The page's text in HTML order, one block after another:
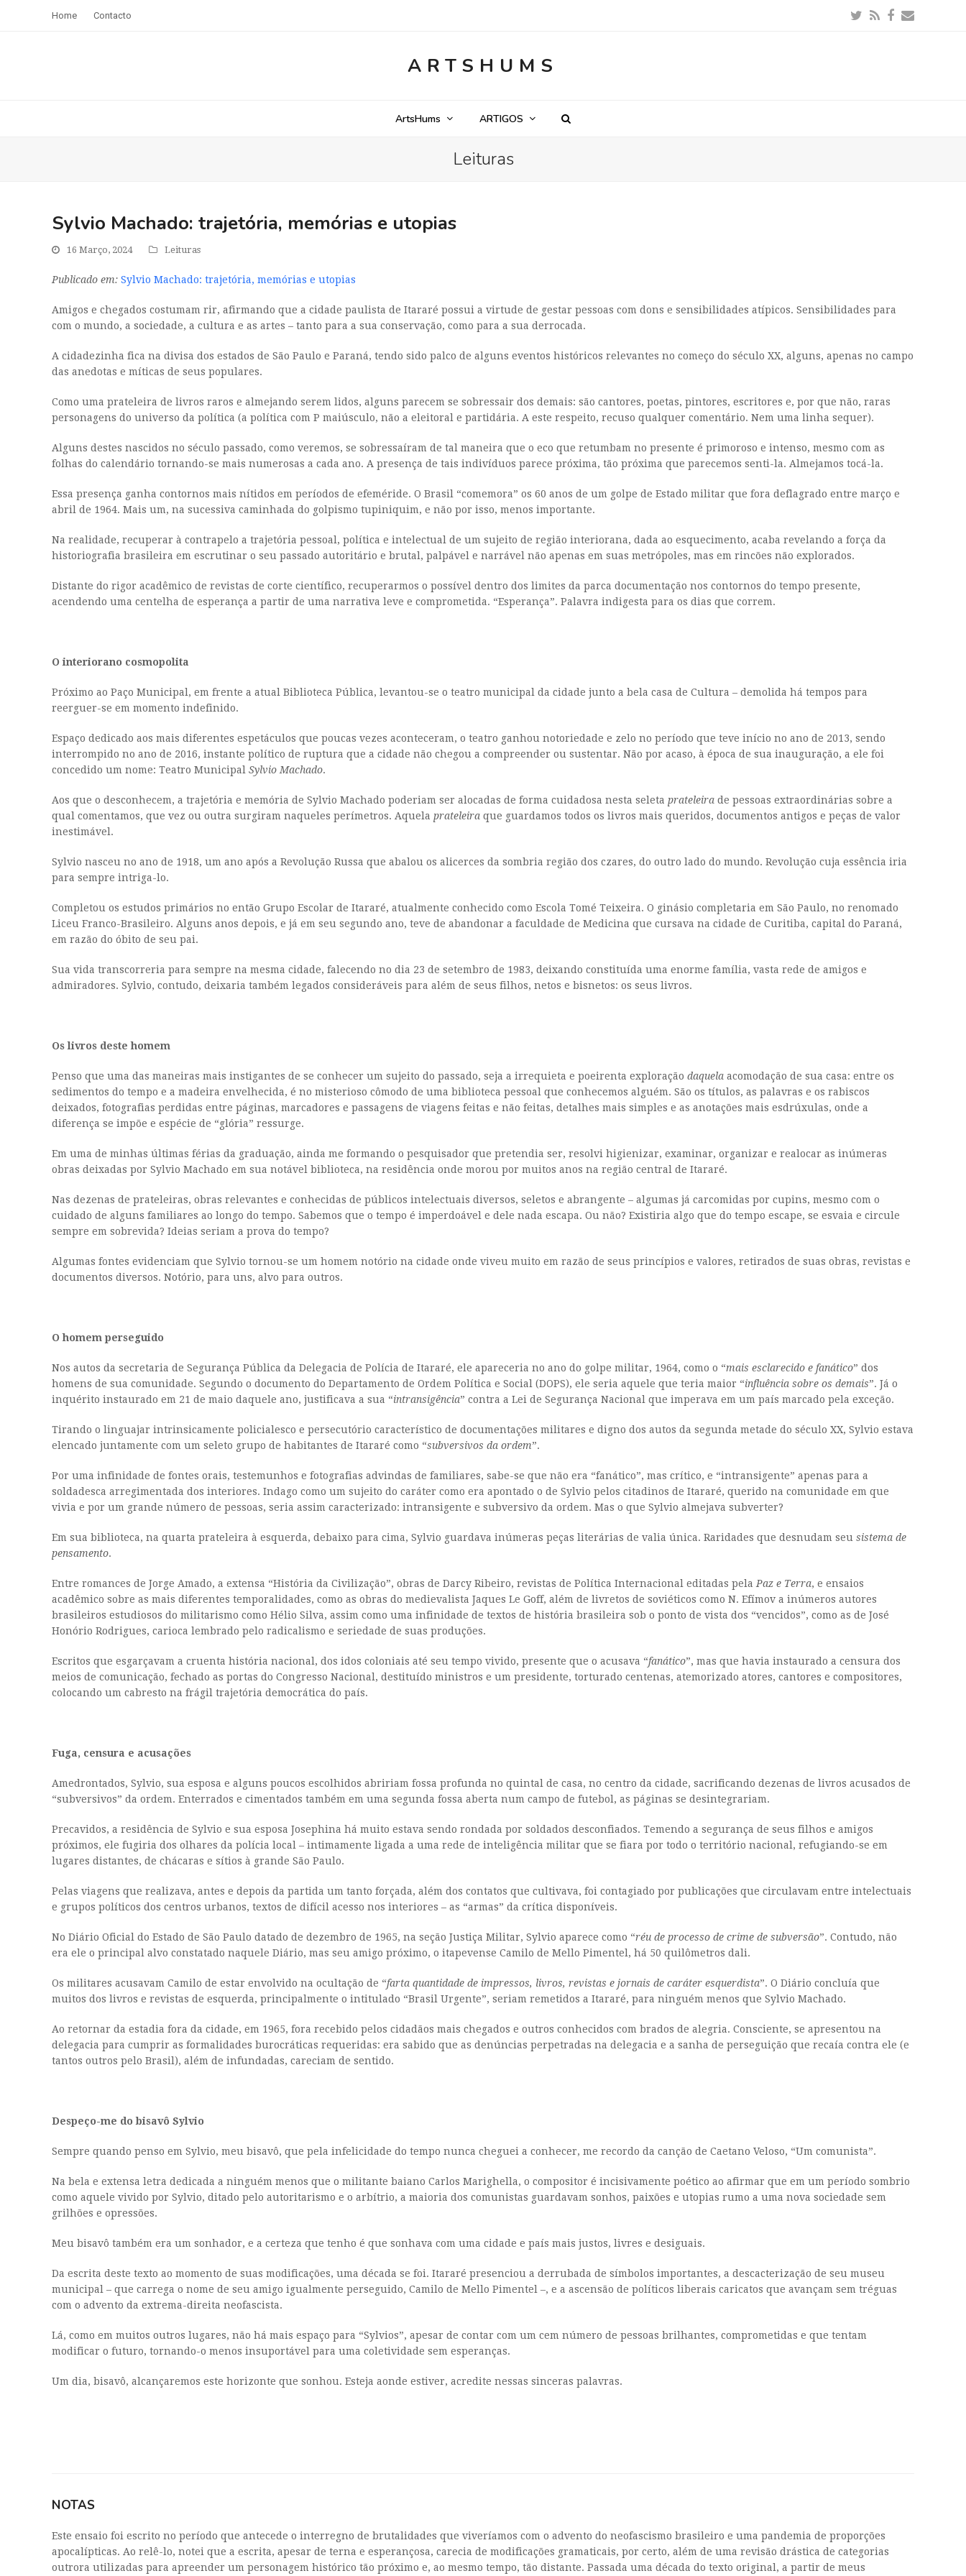
Home Contacto Twitter
RSSFacebook
Email
ARTSHUMS
ArtsHums ARTIGOS
Leituras
Sylvio Machado: trajetória, memórias e utopias
16 Março, 2024 Leituras
Publicado em: Sylvio Machado: trajetória, memórias e utopias
Amigos e chegados costumam rir, afirmando que a cidade paulista de Itararé possui a virtude de gestar pessoas com dons e sensibilidades atípicos. Sensibilidades para
com o mundo, a sociedade, a cultura e as artes – tanto para a sua conservação, como para a sua derrocada.
A cidadezinha fica na divisa dos estados de São Paulo e Paraná, tendo sido palco de alguns eventos históricos relevantes no começo do século XX, alguns, apenas no campo
das anedotas e míticas de seus populares.
Como uma prateleira de livros raros e almejando serem lidos, alguns parecem se sobressair dos demais: são cantores, poetas, pintores, escritores e, por que não, raras
personagens do universo da política (a política com P maiúsculo, não a eleitoral e partidária. A este respeito, recuso qualquer comentário. Nem uma linha sequer).
Alguns destes nascidos no século passado, como veremos, se sobressaíram de tal maneira que o eco que retumbam no presente é primoroso e intenso, mesmo com as
folhas do calendário tornando-se mais numerosas a cada ano. A presença de tais indivíduos parece próxima, tão próxima que parecemos senti-la. Almejamos tocá-la.
Essa presença ganha contornos mais nítidos em períodos de efeméride. O Brasil “comemora” os 60 anos de um golpe de Estado militar que fora deflagrado entre março e
abril de 1964. Mais um, na sucessiva caminhada do golpismo tupiniquim, e não por isso, menos importante.
Na realidade, recuperar à contrapelo a trajetória pessoal, política e intelectual de um sujeito de região interiorana, dada ao esquecimento, acaba revelando a força da
historiografia brasileira em escrutinar o seu passado autoritário e brutal, palpável e narrável não apenas em suas metrópoles, mas em rincões não explorados.
Distante do rigor acadêmico de revistas de corte científico, recuperarmos o possível dentro dos limites da parca documentação nos contornos do tempo presente,
acendendo uma centelha de esperança a partir de uma narrativa leve e comprometida. “Esperança”. Palavra indigesta para os dias que correm.
O interiorano cosmopolita
Próximo ao Paço Municipal, em frente a atual Biblioteca Pública, levantou-se o teatro municipal da cidade junto a bela casa de Cultura – demolida há tempos para
reerguer-se em momento indefinido.
Espaço dedicado aos mais diferentes espetáculos que poucas vezes aconteceram, o teatro ganhou notoriedade e zelo no período que teve início no ano de 2013, sendo
interrompido no ano de 2016, instante político de ruptura que a cidade não chegou a compreender ou sustentar. Não por acaso, à época de sua inauguração, a ele foi
concedido um nome: Teatro Municipal Sylvio Machado.
Aos que o desconhecem, a trajetória e memória de Sylvio Machado poderiam ser alocadas de forma cuidadosa nesta seleta prateleira de pessoas extraordinárias sobre a
qual comentamos, que vez ou outra surgiram naqueles perímetros. Aquela prateleira que guardamos todos os livros mais queridos, documentos antigos e peças de valor
inestimável.
Sylvio nasceu no ano de 1918, um ano após a Revolução Russa que abalou os alicerces da sombria região dos czares, do outro lado do mundo. Revolução cuja essência iria
para sempre intriga-lo.
Completou os estudos primários no então Grupo Escolar de Itararé, atualmente conhecido como Escola Tomé Teixeira. O ginásio completaria em São Paulo, no renomado
Liceu Franco-Brasileiro. Alguns anos depois, e já em seu segundo ano, teve de abandonar a faculdade de Medicina que cursava na cidade de Curitiba, capital do Paraná,
em razão do óbito de seu pai.
Sua vida transcorreria para sempre na mesma cidade, falecendo no dia 23 de setembro de 1983, deixando constituída uma enorme família, vasta rede de amigos e
admiradores. Sylvio, contudo, deixaria também legados consideráveis para além de seus filhos, netos e bisnetos: os seus livros.
Os livros deste homem
Penso que uma das maneiras mais instigantes de se conhecer um sujeito do passado, seja a irrequieta e poeirenta exploração daquela acomodação de sua casa: entre os
sedimentos do tempo e a madeira envelhecida, é no misterioso cômodo de uma biblioteca pessoal que conhecemos alguém. São os títulos, as palavras e os rabiscos
deixados, fotografias perdidas entre páginas, marcadores e passagens de viagens feitas e não feitas, detalhes mais simples e as anotações mais esdrúxulas, onde a
diferença se impõe e espécie de “glória” ressurge.
Em uma de minhas últimas férias da graduação, ainda me formando o pesquisador que pretendia ser, resolvi higienizar, examinar, organizar e realocar as inúmeras
obras deixadas por Sylvio Machado em sua notável biblioteca, na residência onde morou por muitos anos na região central de Itararé.
Nas dezenas de prateleiras, obras relevantes e conhecidas de públicos intelectuais diversos, seletos e abrangente – algumas já carcomidas por cupins, mesmo com o
cuidado de alguns familiares ao longo do tempo. Sabemos que o tempo é imperdoável e dele nada escapa. Ou não? Existiria algo que do tempo escape, se esvaia e circule
sempre em sobrevida? Ideias seriam a prova do tempo?
Algumas fontes evidenciam que Sylvio tornou-se um homem notório na cidade onde viveu muito em razão de seus princípios e valores, retirados de suas obras, revistas e
documentos diversos. Notório, para uns, alvo para outros.
O homem perseguido
Nos autos da secretaria de Segurança Pública da Delegacia de Polícia de Itararé, ele apareceria no ano do golpe militar, 1964, como o “mais esclarecido e fanático” dos
homens de sua comunidade. Segundo o documento do Departamento de Ordem Política e Social (DOPS), ele seria aquele que teria maior “influência sobre os demais”. Já o
inquérito instaurado em 21 de maio daquele ano, justificava a sua “intransigência” contra a Lei de Segurança Nacional que imperava em um país marcado pela exceção.
Tirando o linguajar intrinsicamente policialesco e persecutório característico de documentações militares e digno dos autos da segunda metade do século XX, Sylvio estava
elencado juntamente com um seleto grupo de habitantes de Itararé como “subversivos da ordem”.
Por uma infinidade de fontes orais, testemunhos e fotografias advindas de familiares, sabe-se que não era “fanático”, mas crítico, e “intransigente” apenas para a
soldadesca arregimentada dos interiores. Indago como um sujeito do caráter como era apontado o de Sylvio pelos citadinos de Itararé, querido na comunidade em que
vivia e por um grande número de pessoas, seria assim caracterizado: intransigente e subversivo da ordem. Mas o que Sylvio almejava subverter?
Em sua biblioteca, na quarta prateleira à esquerda, debaixo para cima, Sylvio guardava inúmeras peças literárias de valia única. Raridades que desnudam seu sistema de
pensamento.
Entre romances de Jorge Amado, a extensa “História da Civilização”, obras de Darcy Ribeiro, revistas de Política Internacional editadas pelaPaz e Terra, e ensaios
acadêmico sobre as mais diferentes temporalidades, como as obras do medievalista Jaques Le Goff, além de livretos de soviéticos como N. Efímov a inúmeros autores
brasileiros estudiosos do militarismo como Hélio Silva, assim como uma infinidade de textos de história brasileira sob o ponto de vista dos “vencidos”, como as de José
Honório Rodrigues, carioca lembrado pelo radicalismo e seriedade de suas produções.
Escritos que esgarçavam a cruenta história nacional, dos idos coloniais até seu tempo vivido, presente que o acusava “fanático”, mas que havia instaurado a censura dos
meios de comunicação, fechado as portas do Congresso Nacional, destituído ministros e um presidente, torturado centenas, atemorizado atores, cantores e compositores,
colocando um cabresto na frágil trajetória democrática do país.
Fuga, censura e acusações
Amedrontados, Sylvio, sua esposa e alguns poucos escolhidos abririam fossa profunda no quintal de casa, no centro da cidade, sacrificando dezenas de livros acusados de
“subversivos” da ordem. Enterrados e cimentados também em uma segunda fossa aberta num campo de futebol, as páginas se desintegrariam.
Precavidos, a residência de Sylvio e sua esposa Josephina há muito estava sendo rondada por soldados desconfiados. Temendo a segurança de seus filhos e amigos
próximos, ele fugiria dos olhares da polícia local – intimamente ligada a uma rede de inteligência militar que se fiara por todo o território nacional, refugiando-se em
lugares distantes, de chácaras e sítios à grande São Paulo.
Pelas viagens que realizava, antes e depois da partida um tanto forçada, além dos contatos que cultivava, foi contagiado por publicações que circulavam entre intelectuais
e grupos políticos dos centros urbanos, textos de difícil acesso nos interiores – as “armas” da crítica disponíveis.
No Diário Oficial do Estado de São Paulo datado de dezembro de 1965, na seção Justiça Militar, Sylvio aparece como “réu de processo de crime de subversão”. Contudo, não
era ele o principal alvo constatado naquele Diário, mas seu amigo próximo, o itapevense Camilo de Mello Pimentel, há 50 quilômetros dali.
Os militares acusavam Camilo de estar envolvido na ocultação de “farta quantidade de impressos, livros, revistas e jornais de caráter esquerdista”. O Diário concluía que
muitos dos livros e revistas de esquerda, principalmente o intitulado “Brasil Urgente”, seriam remetidos a Itararé, para ninguém menos que Sylvio Machado.
Ao retornar da estadia fora da cidade, em 1965, fora recebido pelos cidadãos mais chegados e outros conhecidos com brados de alegria. Consciente, se apresentou na
delegacia para cumprir as formalidades burocráticas requeridas: era sabido que as denúncias perpetradas na delegacia e a sanha de perseguição que recaía contra ele (e
tantos outros pelo Brasil), além de infundadas, careciam de sentido.
Despeço-me do bisavô Sylvio
Sempre quando penso em Sylvio, meu bisavô, que pela infelicidade do tempo nunca cheguei a conhecer, me recordo da canção de Caetano Veloso, “Um comunista”.
Na bela e extensa letra dedicada a ninguém menos que o militante baiano Carlos Marighella, o compositor é incisivamente poético ao afirmar que em um período sombrio
como aquele vivido por Sylvio, ditado pelo autoritarismo e o arbítrio, a maioria dos comunistas guardavam sonhos, paixões e utopias rumo a uma nova sociedade sem
grilhões e opressões.
Meu bisavô também era um sonhador, e a certeza que tenho é que sonhava com uma cidade e país mais justos, livres e desiguais.
Da escrita deste texto ao momento de suas modificações, uma década se foi. Itararé presenciou a derrubada de símbolos importantes, a descacterização de seu museu
municipal – que carrega o nome de seu amigo igualmente perseguido, Camilo de Mello Pimentel –, e a ascensão de políticos liberais caricatos que avançam sem tréguas
com o advento da extrema-direita neofascista.
Lá, como em muitos outros lugares, não há mais espaço para “Sylvios”, apesar de contar com um cem número de pessoas brilhantes, comprometidas e que tentam
modificar o futuro, tornando-o menos insuportável para uma coletividade sem esperanças.
Um dia, bisavô, alcançaremos este horizonte que sonhou. Esteja aonde estiver, acredite nessas sinceras palavras.
NOTAS
Este ensaio foi escrito no período que antecede o interregno de brutalidades que viveríamos com o advento do neofascismo brasileiro e uma pandemia de proporções
apocalípticas. Ao relê-lo, notei que a escrita, apesar de terna e esperançosa, carecia de modificações gramaticais, por certo, além de uma revisão drástica de categorias
outrora utilizadas para apreender um personagem histórico tão próximo e, ao mesmo tempo, tão distante. Passada uma década do texto original, a partir de meus